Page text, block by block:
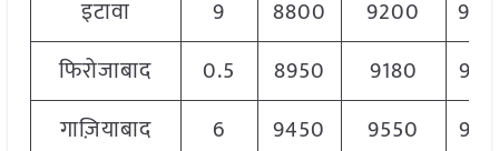
इटावा
9 8800 9200
फिरोजाबाद
0.5 8950 9180
गाज़ियाबाद
6 9450 9550